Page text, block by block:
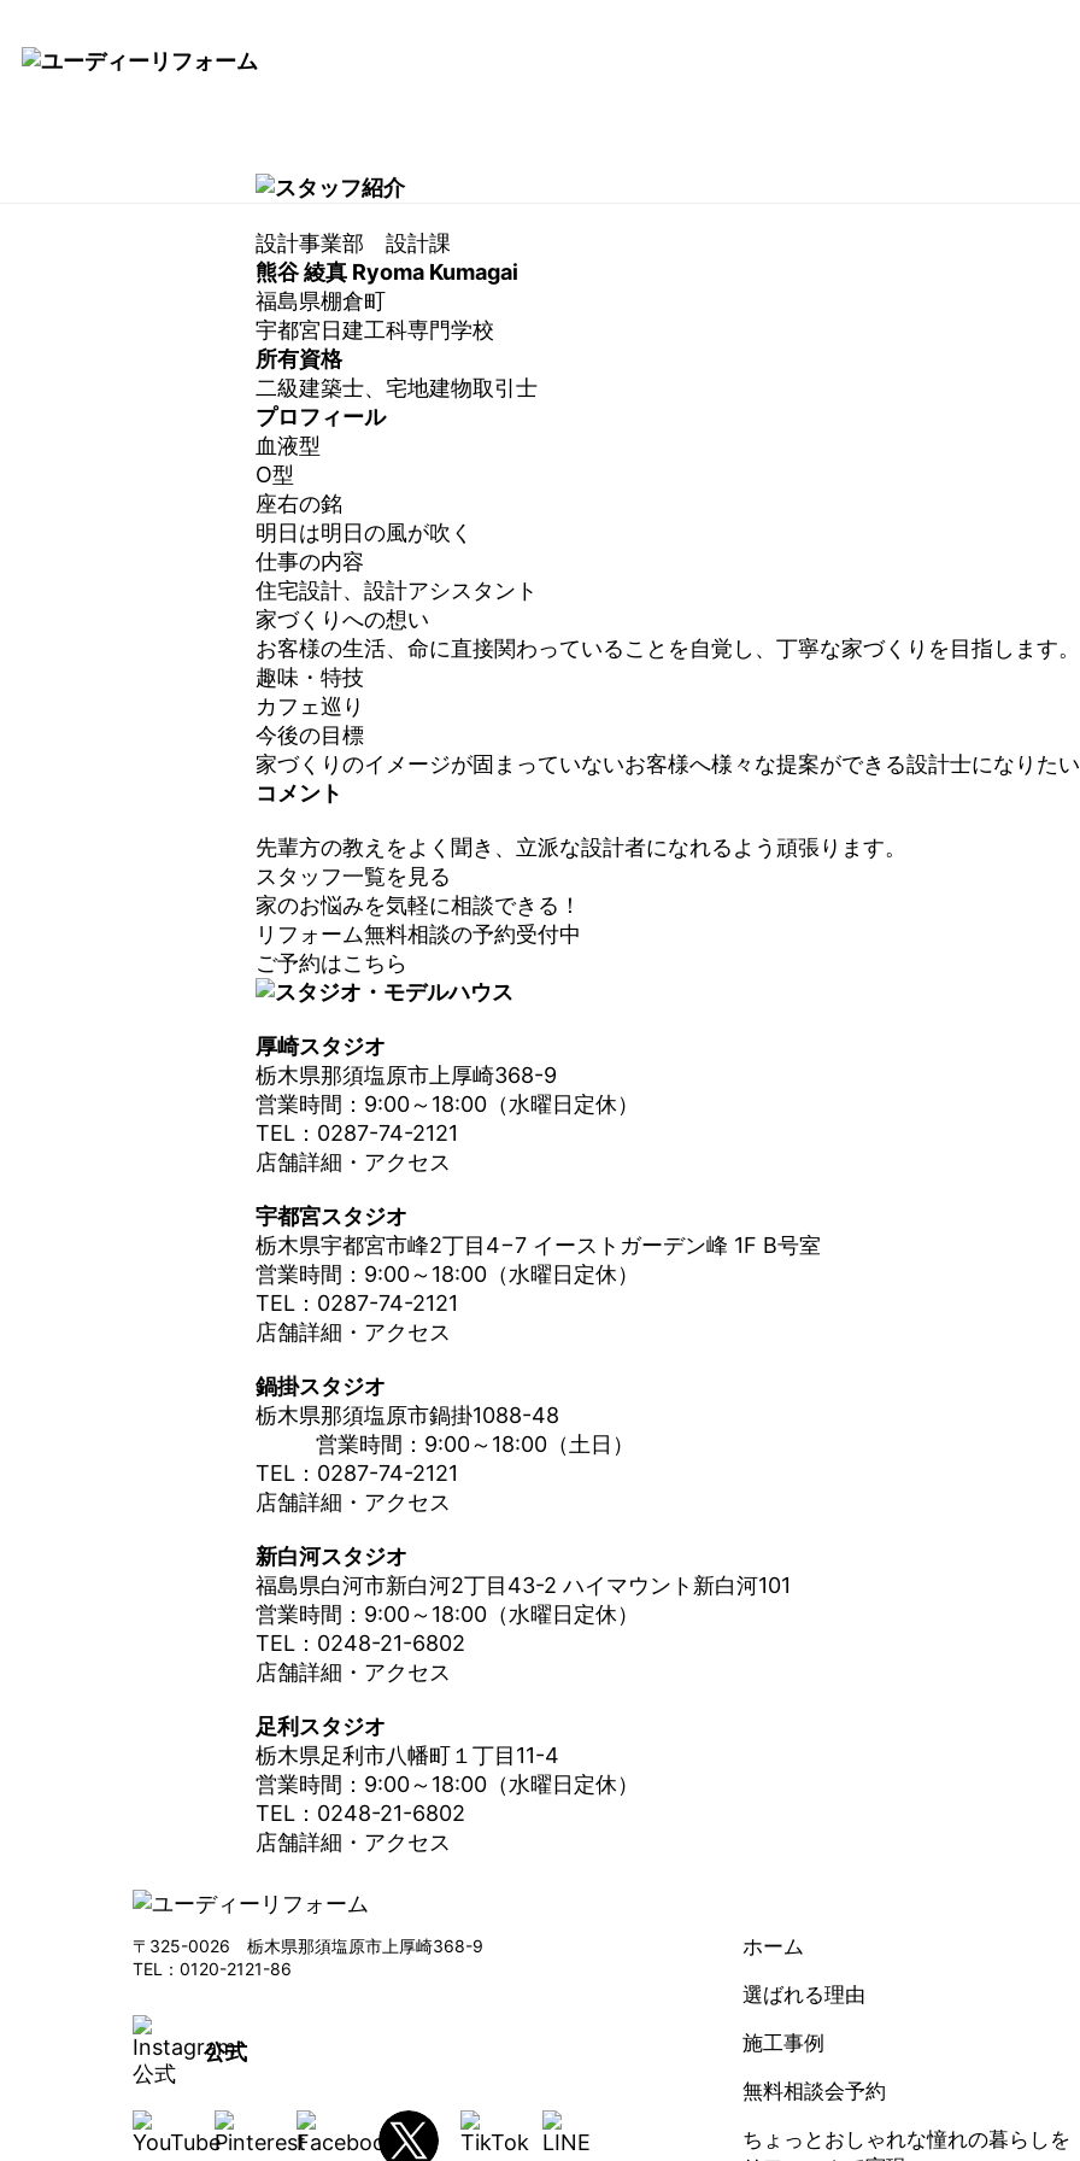
設計事業部 設計課
熊谷 綾真 Ryoma Kumagai
福島県棚倉町
宇都宮日建工科専門学校
所有資格
二級建築士、宅地建物取引士
プロフィール
血液型
O型
座右の銘
明日は明日の風が吹く
仕事の内容
住宅設計、設計アシスタント
家づくりへの想い
お客様の生活、命に直接関わっていることを自覚し、丁寧な家づくりを目指します。
趣味・特技
カフェ巡り
今後の目標
家づくりのイメージが固まっていないお客様へ様々な提案ができる設計士になりた
コメント
先輩方の教えをよく聞き、立派な設計者になれるよう頑張ります。
スタッフ一覧を見る
家のお悩みを気軽に相談できる！
リフォーム無料相談の予約受付中
ご予約はこちら
厚崎スタジオ
栃木県那須塩原市上厚崎368-9
営業時間：9:00～18:00（水曜日定休）
TEL：0287-74-2121
店舗詳細・アクセス
宇都宮スタジオ
栃木県宇都宮市峰2丁目4−7 イーストガーデン峰 1F B号室
営業時間：9:00～18:00（水曜日定休）
TEL：0287-74-2121
店舗詳細・アクセス
鍋掛スタジオ
栃木県那須塩原市鍋掛1088-48
営業時間：9:00～18:00（土日）
TEL：0287-74-2121
店舗詳細・アクセス
新白河スタジオ
福島県白河市新白河2丁目43-2 ハイマウント新白河101
営業時間：9:00～18:00（水曜日定休）
TEL：0248-21-6802
店舗詳細・アクセス
足利スタジオ
栃木県足利市八幡町１丁目11-4
営業時間：9:00～18:00（水曜日定休）
TEL：0248-21-6802
店舗詳細・アクセス
〒325-0026 栃木県那須塩原市上厚崎368-9
TEL：0120-2121-86
公式
ホーム
選ばれる理由
施工事例
無料相談会予約
ちょっとおしゃれな憧れの暮らしを